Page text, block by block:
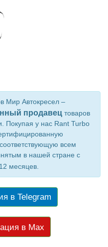
Мир Автокресел –
продавец товаров
Покупая у нас Rant Turbo
всем
в нашей стране с
12 месяцев.
в Telegram
в Max